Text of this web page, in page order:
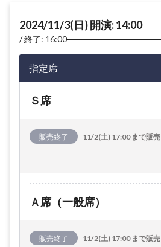
2024/11/3(日) 開演: 14:00
終了: 16:00
指定席
Ｓ席
販売終了 11/2(土) 17:00 まで販売
Ａ席（一般席）
販売終了 11/2(土) 17:00 まで販売